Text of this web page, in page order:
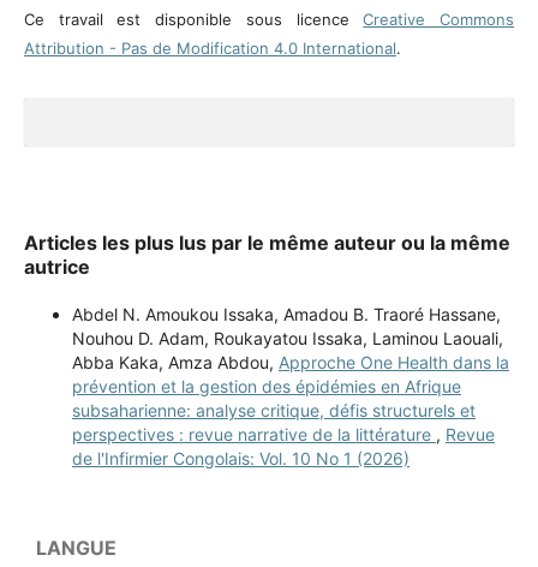
Ce travail est disponible sous licenceCreative Commons
Attribution - Pas de Modification 4.0 International.
Articles les plus lus par le même auteur ou la même
autrice
Abdel N. Amoukou Issaka, Amadou B. Traoré Hassane,
Nouhou D. Adam, Roukayatou Issaka, Laminou Laouali,
Abba Kaka, Amza Abdou, Approche One Health dans la
prévention et la gestion des épidémies en Afrique
subsaharienne: analyse critique, défis structurels et
perspectives : revue narrative de la littérature , Revue
de l'Infirmier Congolais: Vol. 10 No 1 (2026)
LANGUE